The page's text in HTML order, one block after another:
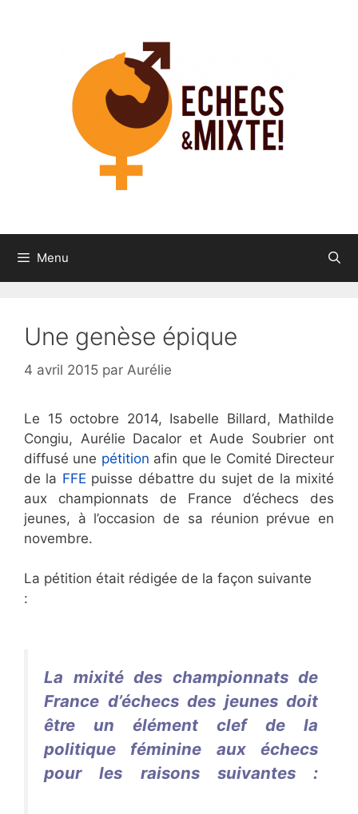
Menu
Une genèse épique
4 avril 2015 par Aurélie
Le 15 octobre 2014, Isabelle Billard, Mathilde
Congiu, Aurélie Dacalor et Aude Soubrier ont
diffusé une pétition afin que le Comité Directeur
de la FFE puisse débattre du sujet de la mixité
aux championnats de France d’échecs des
jeunes, à l’occasion de sa réunion prévue en
novembre.
La pétition était rédigée de la façon suivante
:
La mixité des championnats de
France d’échecs des jeunes doit
être un élément clef de la
politique féminine aux échecs
pour les raisons suivantes :